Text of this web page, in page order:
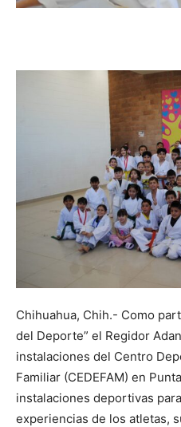
Chihuahua, Chih.- Como
del Deporte” el Regidor
instalaciones del Centro
Familiar (CEDEFAM) en
instalaciones deportivas
experiencias de los atletas,